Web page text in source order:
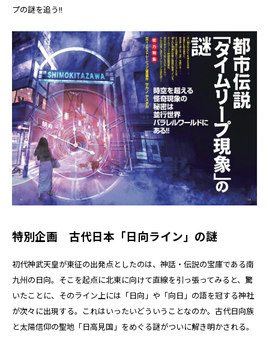
プの謎を追う!!
特別企画 古代日本「日向ライン」の謎
初代神武天皇が東征の出発点としたのは、神話・伝説の宝庫である南
九州の日向。そこを起点に北東に向けて直線を引っ張ってみると、驚
いたことに、そのライン上には「日向」や「向日」の語を冠する神社
が次々に出現する。これはいったいどういうことなのか。古代日向族
と太陽信仰の聖地「日高見国」をめぐる謎がついに解き明かされる。